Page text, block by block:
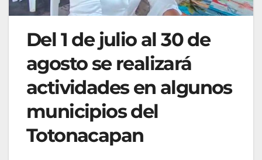
Del 1 de julio al 30 de
agosto se realizará
actividades en algunos
municipios del
Totonacapan